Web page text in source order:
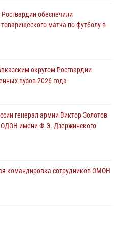
занятие для детей на
по единоборствам для
обеспечили
матча по футболу в
округом Росгвардии
вузов 2026 года
генерал армии Виктор Золотов
ОДОН имени Ф.Э. Дзержинского
командировка сотрудников ОМОН